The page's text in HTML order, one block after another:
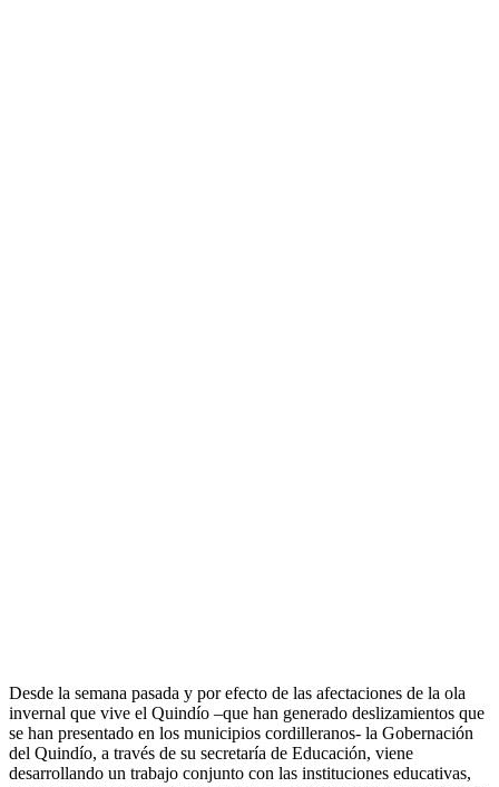
Desde la semana pasada y por efecto de las afectaciones de la ola
invernal que vive el Quindío –que han generado deslizamientos que
se han presentado en los municipios cordilleranos- la Gobernación
del Quindío, a través de su secretaría de Educación, viene
desarrollando un trabajo conjunto con las instituciones educativas,